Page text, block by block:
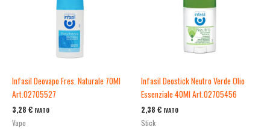
Infasil Deovapo Fres. Naturale 70Ml
Art.02705527
3,28 € IVATO
Vapo
Infasil Deostick Neutro Verde Olio
Essenziale 40Ml Art.02705456
2,38 € IVATO
Stick